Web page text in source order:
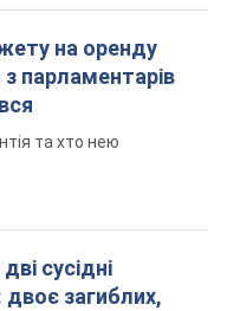
на оренду
з парламентарів
та хто нею
сусідні
двоє загиблих,